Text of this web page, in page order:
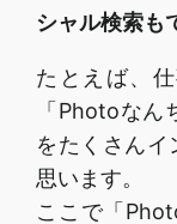
シャル検索も
たとえば、
「Photoな
をたくさんイ
思います。
ここで「